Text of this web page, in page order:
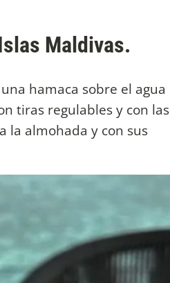
Maldivas.
hamaca sobre el agua
tiras regulables y con las
la almohada y con sus